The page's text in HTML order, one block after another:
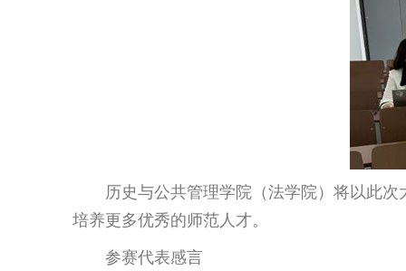
历史与公共管理学院（法学院）将以此
培养更多优秀的师范人才。
参赛代表感言